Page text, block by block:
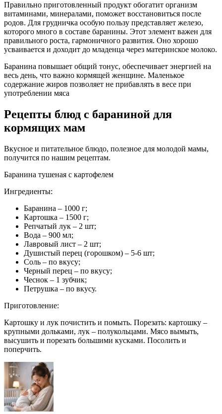
Правильно приготовленный продукт обогатит организм
витаминами, минералами, поможет восстановиться после
родов. Для грудничка особую пользу представляет железо,
которого много в составе баранины. Этот элемент важен для
правильного роста, гармоничного развития. Оно хорошо
усваивается и доходит до младенца через материнское молоко.
Баранина повышает общий тонус, обеспечивает энергией на
весь день, что важно кормящей женщине. Маленькое
содержание жиров позволяет не прибавлять в весе при
употреблении мяса
Рецепты блюд с бараниной для
кормящих мам
Вкусное и питательное блюдо, полезное для молодой мамы,
получится по нашим рецептам.
Баранина тушеная с картофелем
Ингредиенты:
Баранина – 1000 г;
Картошка – 1500 г;
Репчатый лук – 2 шт;
Вода – 900 мл;
Лавровый лист – 2 шт;
Душистый перец (горошком) – 5-6 шт;
Соль – по вкусу;
Черный перец – по вкусу;
Чеснок – 1 зубчик;
Петрушка – по вкусу.
Приготовление:
Картошку и лук почистить и помыть. Порезать: картошку –
крупными дольками, лук – полукольцами. Мясо вымыть,
высушить и порезать большими кусками. Посолить и
поперчить.